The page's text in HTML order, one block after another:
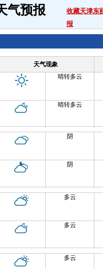
气预报
收藏天津东
报
天气现象
晴转多云
晴转多云
阴
阴
多云
多云
多云